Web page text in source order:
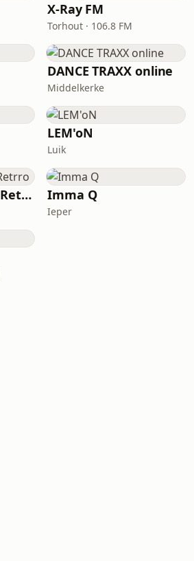
X-Ray FM
Torhout · 106.8 FM
DANCE TRAXX online
Middelkerke
LEM'oN
Luik
Star Radio 100 % Retrro Imma Q
Ieper